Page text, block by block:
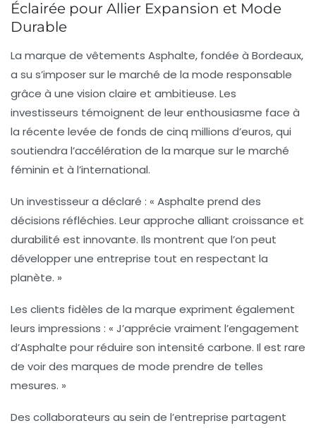
Éclairée pour Allier Expansion et Mode
Durable
La marque de vêtements Asphalte, fondée à Bordeaux,
a su s’imposer sur le marché de la mode responsable
grâce à une vision claire et ambitieuse. Les
investisseurs témoignent de leur enthousiasme face à
la récente levée de fonds de cinq millions d’euros, qui
soutiendra l’accélération de la marque sur le marché
féminin et à l’international.
Un investisseur a déclaré : « Asphalte prend des
décisions réfléchies. Leur approche alliant croissance et
durabilité est innovante. Ils montrent que l’on peut
développer une entreprise tout en respectant la
planète. »
Les clients fidèles de la marque expriment également
leurs impressions : « J’apprécie vraiment l’engagement
d’Asphalte pour réduire son intensité carbone. Il est rare
de voir des marques de mode prendre de telles
mesures. »
Des collaborateurs au sein de l’entreprise partagent